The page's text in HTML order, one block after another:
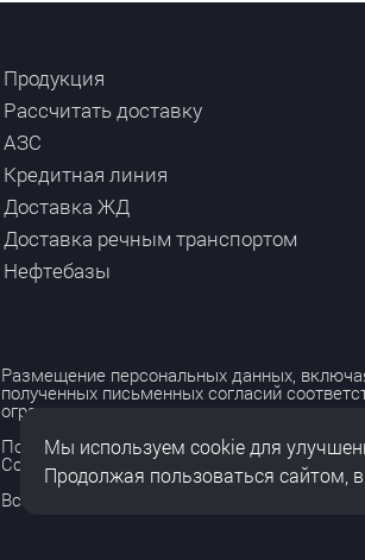
Продукция
Рассчитать доставку
АЗС
Кредитная линия
Доставка ЖД
Доставка речным транспортом
Нефтебазы
Размещение персональных данных,
полученных письменных согласий
ограничено и допускается только с
Политика обработки персональных данных
Согласие на обработку персональных данных
Все права защищены
Мы используем cookie для
Продолжая пользоваться сайтом,